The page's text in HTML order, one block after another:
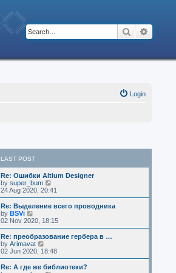
Search
Login
LAST POST
Re: Ошибки Altium Designer
by super_bum
i
e
w
h
a
t
e
t
24 Aug 2020, 20:41
Re: Выделение всего проводника
by BSVi
i
e
w
t
h
a
02 Nov 2020, 18:15
Re: преобразование гербера в …
by Arimavat
i
e
w
02 Jun 2020, 18:48
Re: А где же библиотеки?